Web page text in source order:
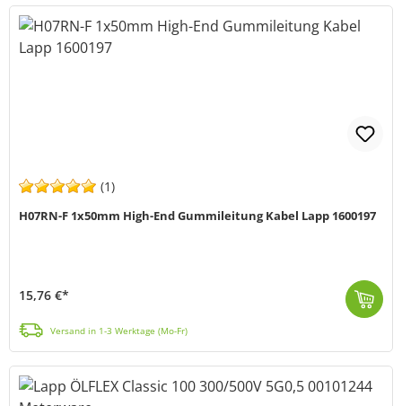
(1)
H07RN-F 1x50mm High-End Gummileitung Kabel Lapp 1600197
15,76 €*
Versand in 1-3 Werktage (Mo-Fr)